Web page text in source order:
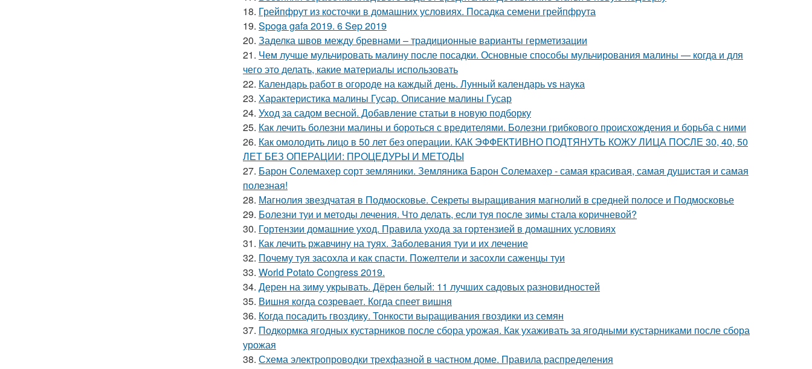
18. Грейпфрут из косточки в домашних условиях. Посадка семени грейпфрута
19. Spoga gafa 2019. 6 Sep 2019
20. Заделка швов между бревнами – традиционные варианты герметизации
21. Чем лучше мульчировать малину после посадки. Основные способы мульчирования малины — когда и для
чего это делать, какие материалы использовать
22. Календарь работ в огороде на каждый день. Лунный календарь vs наука
23. Характеристика малины Гусар. Описание малины Гусар
24. Уход за садом весной. Добавление статьи в новую подборку
25. Как лечить болезни малины и бороться с вредителями. Болезни грибкового происхождения и борьба с ними
26. Как омолодить лицо в 50 лет без операции. КАК ЭФФЕКТИВНО ПОДТЯНУТЬ КОЖУ ЛИЦА ПОСЛЕ 30, 40, 50
ЛЕТ БЕЗ ОПЕРАЦИИ: ПРОЦЕДУРЫ И МЕТОДЫ
27. Барон Солемахер сорт земляники. Земляника Барон Солемахер - самая красивая, самая душистая и самая
полезная!
28. Магнолия звездчатая в Подмосковье. Секреты выращивания магнолий в средней полосе и Подмосковье
29. Болезни туи и методы лечения. Что делать, если туя после зимы стала коричневой?
30. Гортензии домашние уход. Правила ухода за гортензией в домашних условиях
31. Как лечить ржавчину на туях. Заболевания туи и их лечение
32. Почему туя засохла и как спасти. Пожелтели и засохли саженцы туи
33. World Potato Congress 2019.
34. Дерен на зиму укрывать. Дёрен белый: 11 лучших садовых разновидностей
35. Вишня когда созревает. Когда спеет вишня
36. Когда посадить гвоздику. Тонкости выращивания гвоздики из семян
37. Подкормка ягодных кустарников после сбора урожая. Как ухаживать за ягодными кустарниками после сбора
урожая
38. Схема электропроводки трехфазной в частном доме. Правила распределения